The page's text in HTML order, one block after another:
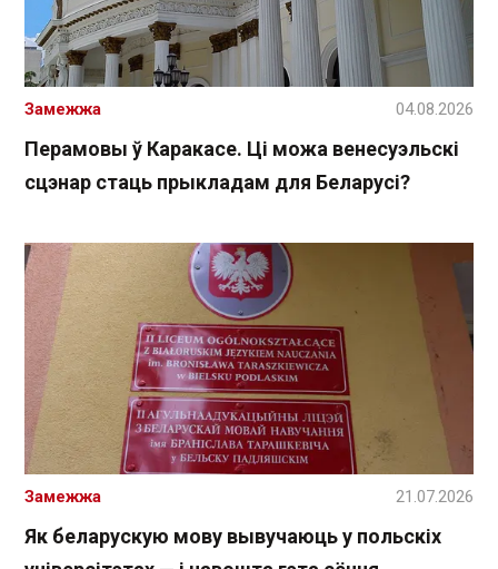
Перамовы ў Каракасе. Ці можа венесуэльскі
сцэнар стаць прыкладам для Беларусі?
Замежжа 04.08.2026
Як беларускую мову вывучаюць у польскіх
Замежжа 21.07.2026